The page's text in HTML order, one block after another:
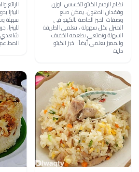
نظام الرجيم الكيتو لتخسيس الوزن
وفقدان الدهون، يمكن صنع
وصفات الخبز الخاصة بالكيتو في
المنزل بكل سهولة ، تعلمي الطريقة
السهلة وتمتعي بطعمه الخفيف
والمميز تعلمي أيضاً: خبز الكيتو
دايت
الرائع
سهلة
شاهدي: